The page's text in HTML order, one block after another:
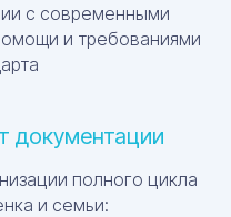
с современными
и требованиями
документации
полного цикла
и семьи: